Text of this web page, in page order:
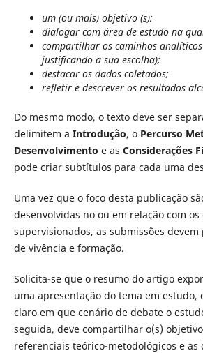
um (ou mais) objetivo (s);
dialogar com área de estudo na
compartilhar os caminhos
justificando a sua escolha);
destacar os dados coletados;
refletir e descrever os resultados
Do mesmo modo, o texto deve ser
delimitem a Introdução, o Percurso
Desenvolvimento e as Considerações
pode criar subtítulos para cada uma
Uma vez que o foco desta publicação
desenvolvidas no ou em relação com os
supervisionados, as submissões
de vivência e formação.
Solicita-se que o resumo do artigo
uma apresentação do tema em estudo,
claro em que cenário de debate o
seguida, deve compartilhar o(s)
referenciais teórico-metodológicos e as